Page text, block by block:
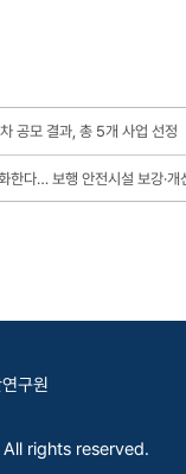
공모 결과, 총 5개 사업 선정
한다… 보행 안전시설 보강·개
구원
rights reserved.